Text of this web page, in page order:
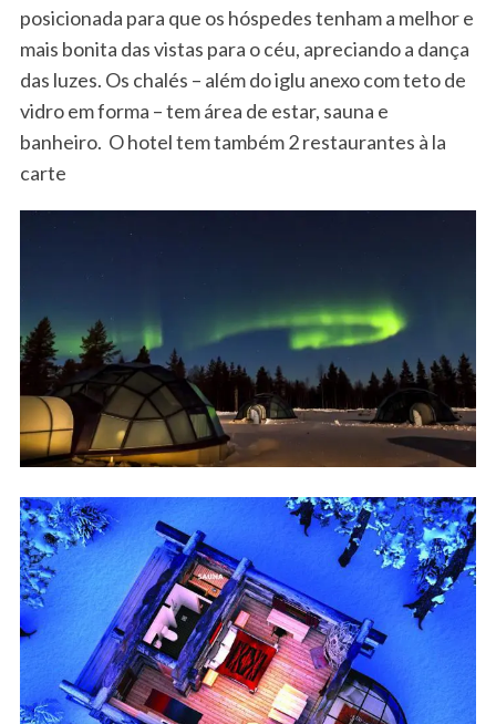
posicionada para que os hóspedes tenham a melhor e
mais bonita das vistas para o céu, apreciando a dança
das luzes. Os chalés – além do iglu anexo com teto de
vidro em forma – tem área de estar, sauna e
banheiro. O hotel tem também 2 restaurantes à la
carte